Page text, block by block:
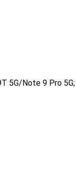
5G/Note 9 Pro 5G;